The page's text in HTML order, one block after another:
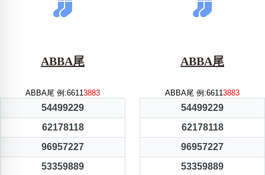
ABBA尾
ABBA尾 例:66113883
54499229
62178118
96957227
53359889
ABBA尾
ABBA尾 例:66113883
54499229
62178118
96957227
53359889